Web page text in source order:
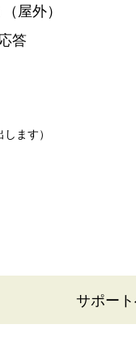
屋外）
答
ます）
サポー